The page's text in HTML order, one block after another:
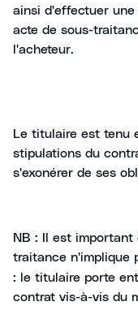
ainsi d'effectuer
acte de sous-
l'acheteur.
Le titulaire est tenu
stipulations du
s'exonérer de ses
NB : Il est important
traitance n'implique
: le titulaire porte
contrat vis-à-vis du